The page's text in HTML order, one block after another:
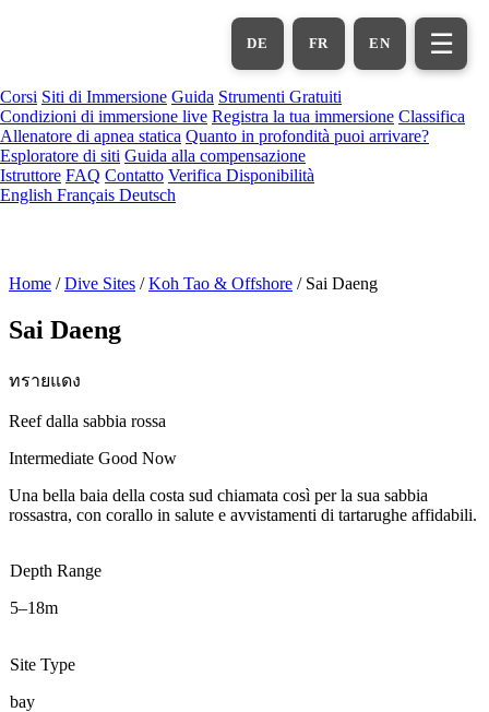
EN
FR
DE ☰
Corsi Siti di Immersione Guida Strumenti Gratuiti
Condizioni di immersione live Registra la tua immersione Classifica
Allenatore di apnea statica Quanto in profondità puoi arrivare?
Esploratore di siti Guida alla compensazione
Istruttore FAQ Contatto Verifica Disponibilità
English Français Deutsch
Home / Dive Sites / Koh Tao & Offshore / Sai Daeng
Sai Daeng
ทรายแดง
Reef dalla sabbia rossa
Intermediate Good Now
Una bella baia della costa sud chiamata così per la sua sabbia
rossastra, con corallo in salute e avvistamenti di tartarughe affidabili.
Depth Range
5–18m
Site Type
bay